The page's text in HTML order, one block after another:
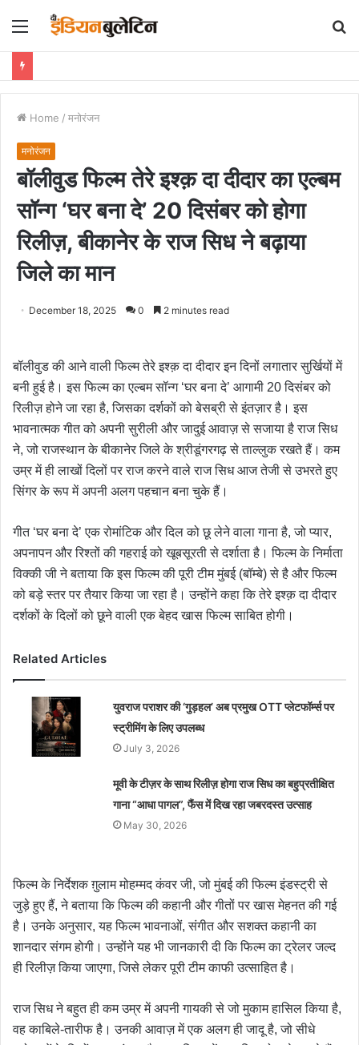
Menu
Home / मनोरंजन
मनोरंजन
बॉलीवुड फिल्म तेरे इश्क़ दा दीदार का एल्बम
सॉन्ग ‘घर बना दे’ 20 दिसंबर को होगा
रिलीज़, बीकानेर के राज सिध ने बढ़ाया
जिले का मान
December 18, 2025 0 2 minutes read
बॉलीवुड की आने वाली फिल्म तेरे इश्क़ दा दीदार इन दिनों लगातार सुर्खियों में
बनी हुई है। इस फिल्म का एल्बम सॉन्ग ‘घर बना दे’ आगामी 20 दिसंबर को
रिलीज़ होने जा रहा है, जिसका दर्शकों को बेसब्री से इंतज़ार है। इस
भावनात्मक गीत को अपनी सुरीली और जादुई आवाज़ से सजाया है राज सिध
ने, जो राजस्थान के बीकानेर जिले के श्रीडूंगरगढ़ से ताल्लुक रखते हैं। कम
उम्र में ही लाखों दिलों पर राज करने वाले राज सिध आज तेजी से उभरते हुए
सिंगर के रूप में अपनी अलग पहचान बना चुके हैं।
गीत ‘घर बना दे’ एक रोमांटिक और दिल को छू लेने वाला गाना है, जो प्यार,
अपनापन और रिश्तों की गहराई को खूबसूरती से दर्शाता है। फिल्म के निर्माता
विक्की जी ने बताया कि इस फिल्म की पूरी टीम मुंबई (बॉम्बे) से है और फिल्म
को बड़े स्तर पर तैयार किया जा रहा है। उन्होंने कहा कि तेरे इश्क़ दा दीदार
दर्शकों के दिलों को छूने वाली एक बेहद खास फिल्म साबित होगी।
Related Articles
युवराज पराशर की ‘गुड़हल’ अब प्रमुख OTT प्लेटफॉर्म्स पर
स्ट्रीमिंग के लिए उपलब्ध
July 3, 2026
मूवी के टीज़र के साथ रिलीज़ होगा राज सिध का बहुप्रतीक्षित
गाना “आधा पागल”, फैंस में दिख रहा जबरदस्त उत्साह
May 30, 2026
फिल्म के निर्देशक ग़ुलाम मोहम्मद कंवर जी, जो मुंबई की फिल्म इंडस्ट्री से
जुड़े हुए हैं, ने बताया कि फिल्म की कहानी और गीतों पर खास मेहनत की गई
है। उनके अनुसार, यह फिल्म भावनाओं, संगीत और सशक्त कहानी का
शानदार संगम होगी। उन्होंने यह भी जानकारी दी कि फिल्म का ट्रेलर जल्द
ही रिलीज़ किया जाएगा, जिसे लेकर पूरी टीम काफी उत्साहित है।
राज सिध ने बहुत ही कम उम्र में अपनी गायकी से जो मुकाम हासिल किया है,
वह काबिले-तारीफ है। उनकी आवाज़ में एक अलग ही जादू है, जो सीधे